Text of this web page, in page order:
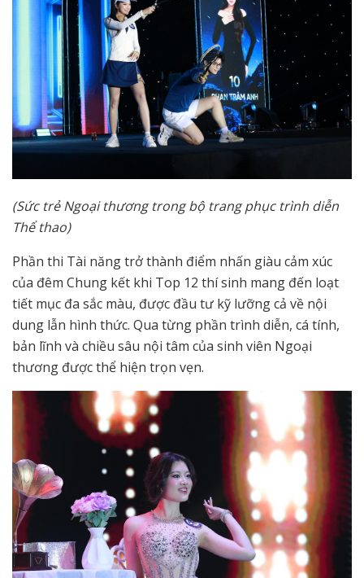
(Sức trẻ Ngoại thương trong bộ trang phục trình diễn
Thể thao)
Phần thi Tài năng trở thành điểm nhấn giàu cảm xúc
của đêm Chung kết khi Top 12 thí sinh mang đến loạt
tiết mục đa sắc màu, được đầu tư kỹ lưỡng cả về nội
dung lẫn hình thức. Qua từng phần trình diễn, cá tính,
bản lĩnh và chiều sâu nội tâm của sinh viên Ngoại
thương được thể hiện trọn vẹn.